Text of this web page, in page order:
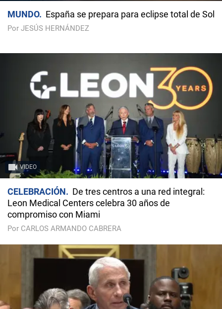
MUNDO España se prepara para eclipse total de Sol
Por JESÚS HERNÁNDEZ
VIDEO
CELEBRACIÓN
De tres centros a una red integral:
Leon Medical Centers celebra 30 años de
compromiso con Miami
Por CARLOS ARMANDO CABRERA